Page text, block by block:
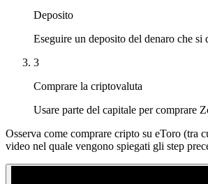
Deposito
Eseguire un deposito del denaro che si
3
Comprare la criptovaluta
Usare parte del capitale per comprare
Osserva come comprare cripto su eToro (tra
video nel quale vengono spiegati gli step